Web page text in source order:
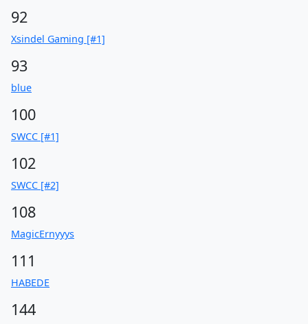
92
Xsindel Gaming [#1]
93
blue
100
SWCC [#1]
102
SWCC [#2]
108
MagicErnyyys
111
HABEDE
144